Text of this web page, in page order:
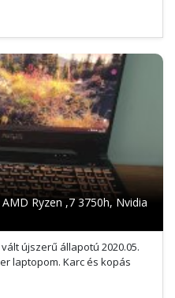
Ryzen ,7 3750h, Nvidia
újszerű állapotú 2020.05.
laptopom. Karc és kopás